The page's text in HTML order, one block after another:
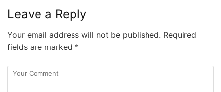
Leave a Reply
Your email address will not be published. Required
fields are marked *